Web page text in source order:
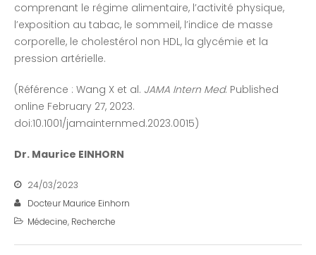
comprenant le régime alimentaire, l’activité physique,
l’exposition au tabac, le sommeil, l’indice de masse
corporelle, le cholestérol non HDL, la glycémie et la
pression artérielle.
(Référence : Wang X et al. JAMA Intern Med. Published
online February 27, 2023.
doi:10.1001/jamainternmed.2023.0015)
Dr. Maurice EINHORN
24/03/2023
Docteur Maurice Einhorn
Médecine, Recherche